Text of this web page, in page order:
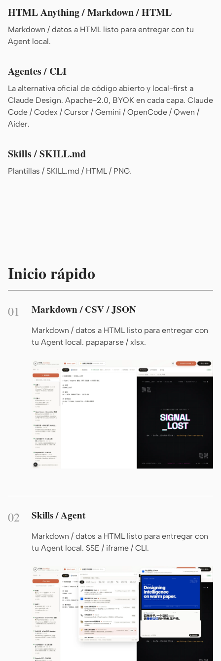
Prototipo Panel
Diapositivas Imagen
ROLES
Creador en solitario Diseñador
Ingeniería Product Managers
Marketing
Generador de
wireframes con IA
Plantillas Skills
Sistemas
Blog
Tutoriales
Descargar
Colaboradores Embajadores
Moderadores
Discord Discussions
HTML Anything / Markdown / HTML
Markdown / datos a HTML listo para entregar con tu
Agent local.
Agentes / CLI
La alternativa oficial de código abierto y local-first a
Claude Design. Apache-2.0, BYOK en cada capa. Claude
Code / Codex / Cursor / Gemini / OpenCode / Qwen /
Aider.
Skills / SKILL.md
Plantillas / SKILL.md / HTML / PNG.
Inicio rápido
01 Markdown / CSV / JSON
Markdown / datos a HTML listo para entregar con
tu Agent local. papaparse / xlsx.
02 Skills / Agent
Markdown / datos a HTML listo para entregar con
tu Agent local. SSE / iframe / CLI.